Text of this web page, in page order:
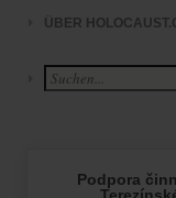
ÜBER